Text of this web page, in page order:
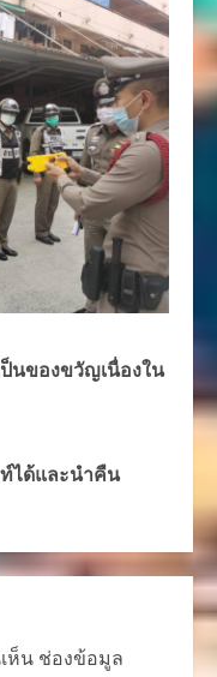
นของขวัญเนื่องใน
ได้และนำคืน
ห็น ช่องข้อมูล